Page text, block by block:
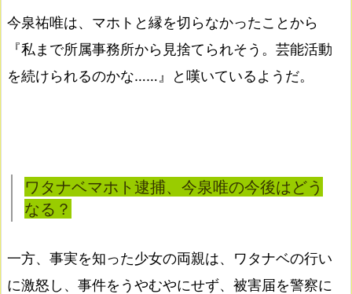
今泉祐唯は、マホトと縁を切らなかったことから
『私まで所属事務所から見捨てられそう。芸能活動
を続けられるのかな……』と嘆いているようだ。
ワタナベマホト逮捕、今泉唯の今後はどう
なる？
一方、事実を知った少女の両親は、ワタナベの行い
に激怒し、事件をうやむやにせず、被害届を警察に